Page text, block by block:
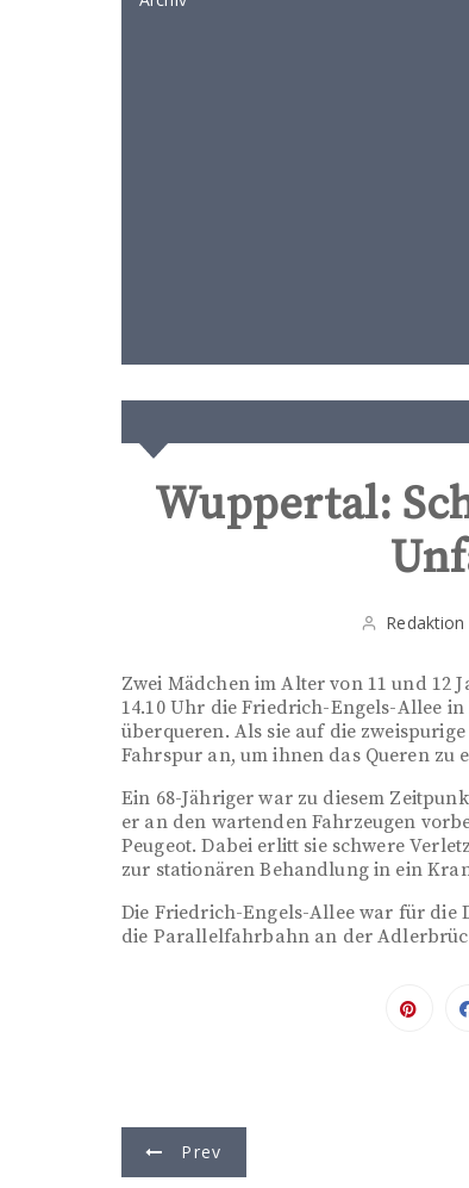
Wuppertal:
Zwei Mädchen im Alter von 11 und 12
14.10 Uhr die Friedrich-Engels-Allee
überqueren. Als sie auf die
Fahrspur an, um ihnen das Queren zu
Ein 68-Jähriger war zu diesem
er an den wartenden Fahrzeugen
Peugeot. Dabei erlitt sie schwere
zur stationären Behandlung in ein
Die Friedrich-Engels-Allee war für
die Parallelfahrbahn an der
Prev